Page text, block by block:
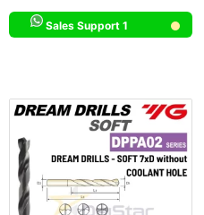
Sales Support 1